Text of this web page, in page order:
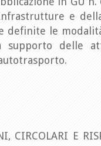
e
definite le
delle
CIRCOLARI E